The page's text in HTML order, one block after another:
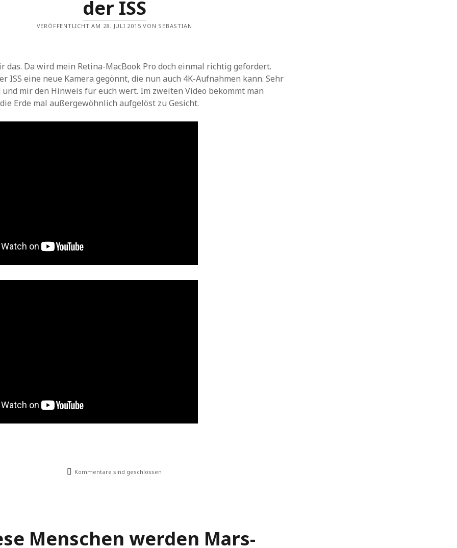
der ISS
VERÖFFENTLICHT AM 28. JULI 2015 VON SEBASTIAN
das. Da wird mein Retina-MacBook Pro doch einmal richtig gefordert.
ISS eine neue Kamera gegönnt, die nun auch 4K-Aufnahmen kann. Sehr
mir den Hinweis für euch wert. Im zweiten Video bekommt man
Erde mal außergewöhnlich aufgelöst zu Gesicht.
Kommentare sind geschlossen
Menschen werden Mars-